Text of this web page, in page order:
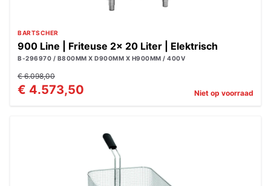
BARTSCHER
900 Line | Friteuse 2x 20 Liter | Elektrisch
B-296970 / B800MM X D900MM X H900MM / 400V
€ 6.098,00
€ 4.573,50 Niet op voorraad